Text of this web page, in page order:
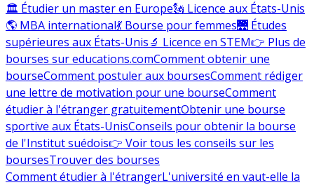
🏛 Étudier un master en Europe🗽 Licence aux États-Unis
🌎 MBA international💃 Bourse pour femmes🌉 Études
supérieures aux États-Unis🔬 Licence en STEM👉 Plus de
bourses sur educations.comComment obtenir une
bourseComment postuler aux boursesComment rédiger
une lettre de motivation pour une bourseComment
étudier à l'étranger gratuitementObtenir une bourse
sportive aux États-UnisConseils pour obtenir la bourse
de l'Institut suédois👉 Voir tous les conseils sur les
boursesTrouver des bourses
Comment étudier à l'étrangerL'université en vaut-elle la